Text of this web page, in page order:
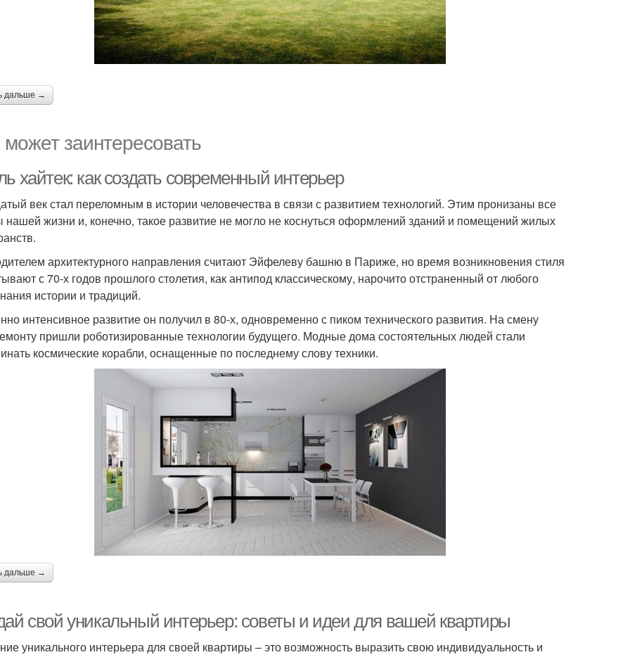
дальше →
заинтересовать
хайтек: как создать современный интерьер
век стал переломным в истории человечества в связи с развитием технологий. Этим пронизаны все
жизни и, конечно, такое развитие не могло не коснуться оформлений зданий и помещений жилых
архитектурного направления считают Эйфелеву башню в Париже, но время возникновения стиля
с 70-х годов прошлого столетия, как антипод классическому, нарочито отстраненный от любого
истории и традиций.
интенсивное развитие он получил в 80-х, одновременно с пиком технического развития. На смену
пришли роботизированные технологии будущего. Модные дома состоятельных людей стали
космические корабли, оснащенные по последнему слову техники.
дальше →
свой уникальный интерьер: советы и идеи для вашей квартиры
уникального интерьера для своей квартиры – это возможность выразить свою индивидуальность и